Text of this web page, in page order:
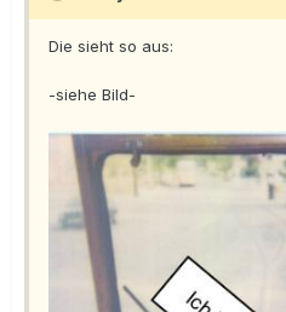
Die sieht so aus:
-siehe Bild-